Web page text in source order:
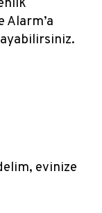
evinize